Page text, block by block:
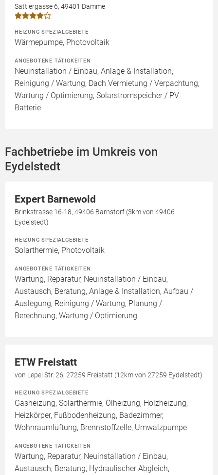
Sattlergasse 6, 49401 Damme
HEIZUNG SPEZIALGEBIETE
Wärmepumpe, Photovoltaik
ANGEBOTENE TÄTIGKEITEN
Neuinstallation / Einbau, Anlage & Installation,
Reinigung / Wartung, Dach Vermietung / Verpachtung,
Wartung / Optimierung, Solarstromspeicher / PV
Batterie
Fachbetriebe im Umkreis von
Eydelstedt
Expert Barnewold
Brinkstrasse 16-18, 49406 Barnstorf (3km von 49406
Eydelstedt)
HEIZUNG SPEZIALGEBIETE
Solarthermie, Photovoltaik
ANGEBOTENE TÄTIGKEITEN
Wartung, Reparatur, Neuinstallation / Einbau,
Austausch, Beratung, Anlage & Installation, Aufbau /
Auslegung, Reinigung / Wartung, Planung /
Berechnung, Wartung / Optimierung
ETW Freistatt
von Lepel Str. 26, 27259 Freistatt (12km von 27259 Eydelstedt)
HEIZUNG SPEZIALGEBIETE
Gasheizung, Solarthermie, Ölheizung, Holzheizung,
Heizkörper, Fußbodenheizung, Badezimmer,
Wohnraumlüftung, Brennstoffzelle, Umwälzpumpe
ANGEBOTENE TÄTIGKEITEN
Wartung, Reparatur, Neuinstallation / Einbau,
Austausch, Beratung, Hydraulischer Abgleich,